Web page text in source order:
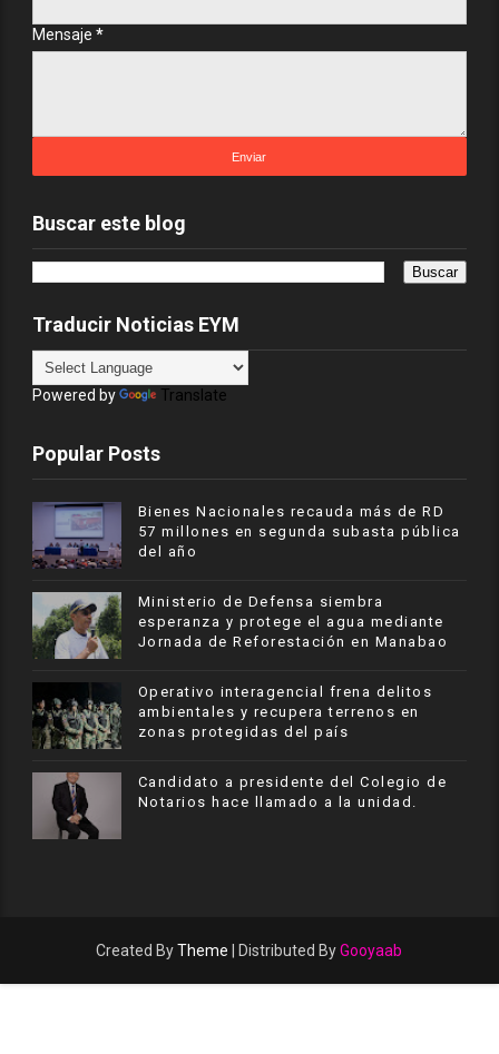
Mensaje *
Buscar este blog
Traducir Noticias EYM
Powered by Translate
Popular Posts
Bienes Nacionales recauda más de RD
57 millones en segunda subasta pública
del año
Ministerio de Defensa siembra
esperanza y protege el agua mediante
Jornada de Reforestación en Manabao
Operativo interagencial frena delitos
ambientales y recupera terrenos en
zonas protegidas del país
Candidato a presidente del Colegio de
Notarios hace llamado a la unidad.
Created ByTheme | Distributed ByGooyaab